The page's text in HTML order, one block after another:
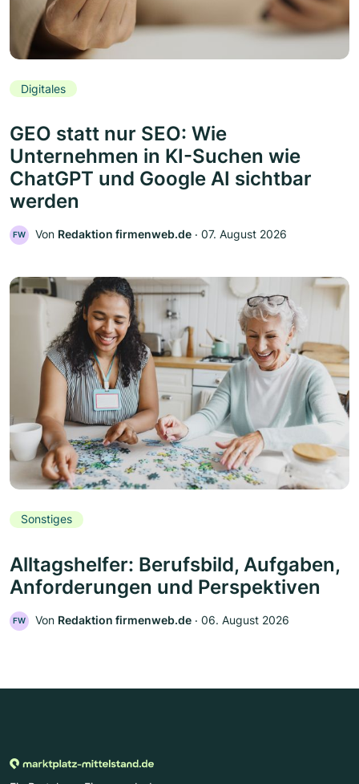
Digitales
GEO statt nur SEO: Wie
Unternehmen in KI-Suchen wie
ChatGPT und Google AI sichtbar
werden
FW Von Redaktion firmenweb.de ‧ 07. August 2026
Sonstiges
Alltagshelfer: Berufsbild, Aufgaben,
Anforderungen und Perspektiven
FW Von Redaktion firmenweb.de ‧ 06. August 2026